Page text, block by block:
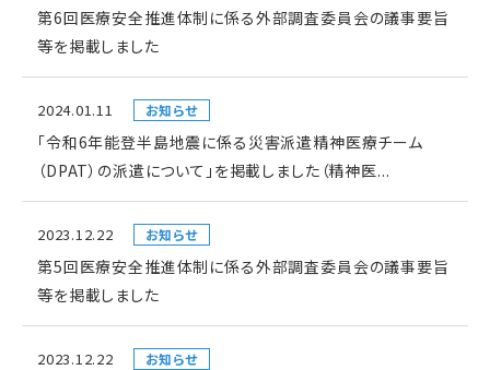
第6回医療安全推進体制に係る外部調査委員会の議事要旨
等を掲載しました
2024.01.11 お知らせ
「令和6年能登半島地震に係る災害派遣精神医療チーム
（DPAT）の派遣について」を掲載しました（精神医...
2023.12.22 お知らせ
第5回医療安全推進体制に係る外部調査委員会の議事要旨
等を掲載しました
2023.12.22 お知らせ